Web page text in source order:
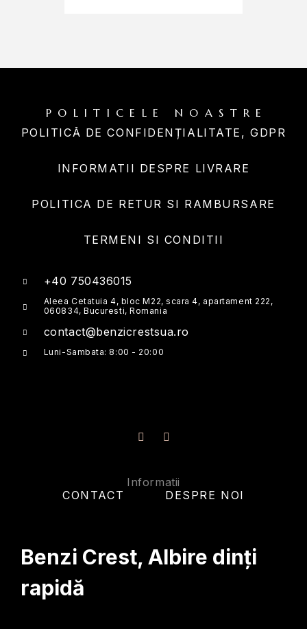
POLITICELE NOASTRE
POLITICĂ DE CONFIDENȚIALITATE, GDPR
INFORMATII DESPRE LIVRARE
POLITICA DE RETUR SI RAMBURSARE
TERMENI SI CONDITII
+40 750436015
Aleea Cetatuia 4, bloc M22, scara 4, apartament 222,
060834, Bucuresti, Romania
contact@benzicrestsua.ro
Luni-Sambata: 8:00 - 20:00
Informatii
CONTACT
DESPRE NOI
Benzi Crest, Albire dinți
rapidă